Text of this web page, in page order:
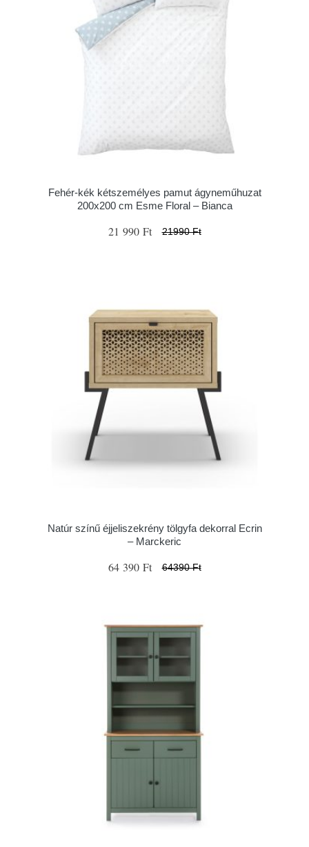
Fehér-kék kétszemélyes pamut ágyneműhuzat
200x200 cm Esme Floral – Bianca
21 990 Ft 21990 Ft
Natúr színű éjjeliszekrény tölgyfa dekorral Ecrin
– Marckeric
64 390 Ft 64390 Ft